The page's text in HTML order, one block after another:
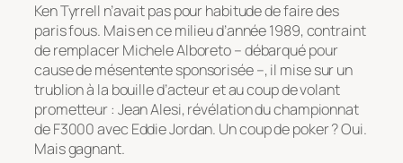
Ken Tyrrell n’avait pas pour habitude de faire des
paris fous. Mais en ce milieu d’année 1989, contraint
de remplacer Michele Alboreto – débarqué pour
cause de mésentente sponsorisée –, il mise sur un
trublion à la bouille d’acteur et au coup de volant
prometteur : Jean Alesi, révélation du championnat
de F3000 avec Eddie Jordan. Un coup de poker ? Oui.
Mais gagnant.